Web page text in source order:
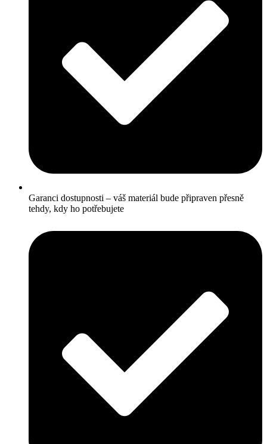
Garanci dostupnosti – váš materiál bude připraven přesně
tehdy, kdy ho potřebujete